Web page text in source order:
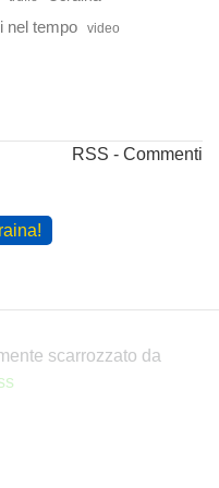
nel tempo video
RSS - Commenti
scarrozzato da